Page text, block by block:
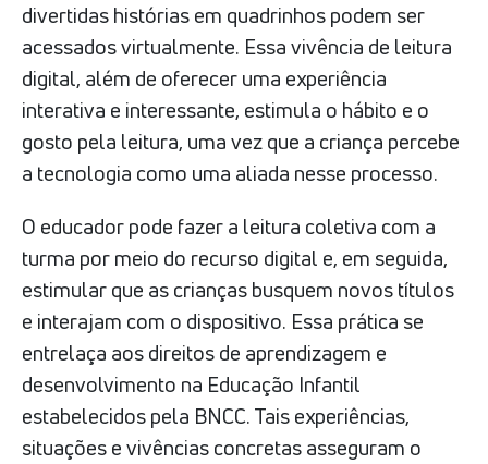
divertidas histórias em quadrinhos podem ser
acessados virtualmente. Essa vivência de leitura
digital, além de oferecer uma experiência
interativa e interessante, estimula o hábito e o
gosto pela leitura, uma vez que a criança percebe
a tecnologia como uma aliada nesse processo.
O educador pode fazer a leitura coletiva com a
turma por meio do recurso digital e, em seguida,
estimular que as crianças busquem novos títulos
e interajam com o dispositivo. Essa prática se
entrelaça aos direitos de aprendizagem e
desenvolvimento na Educação Infantil
estabelecidos pela BNCC. Tais experiências,
situações e vivências concretas asseguram o